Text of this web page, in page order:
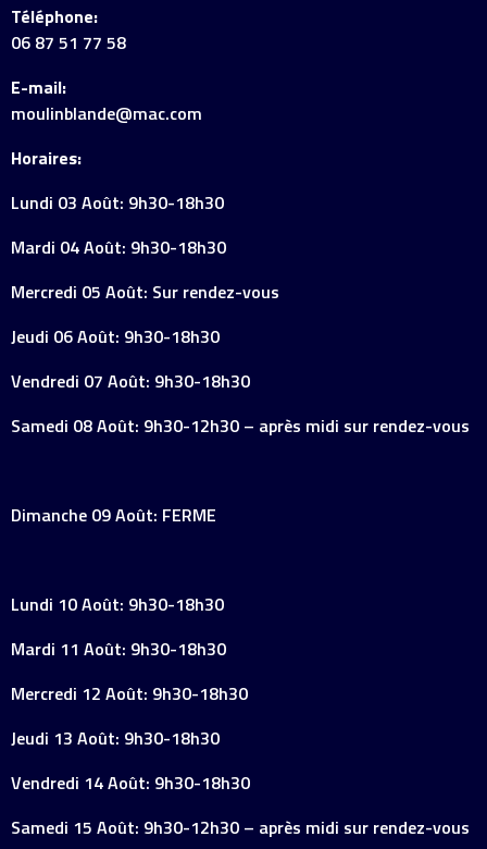
Téléphone:
06 87 51 77 58
E-mail:
moulinblande@mac.com
Horaires:
Lundi 03 Août: 9h30-18h30
Mardi 04 Août: 9h30-18h30
Mercredi 05 Août: Sur rendez-vous
Jeudi 06 Août: 9h30-18h30
Vendredi 07 Août: 9h30-18h30
Samedi 08 Août: 9h30-12h30 – après midi sur rendez-vous
Dimanche 09 Août: FERME
Lundi 10 Août: 9h30-18h30
Mardi 11 Août: 9h30-18h30
Mercredi 12 Août: 9h30-18h30
Jeudi 13 Août: 9h30-18h30
Vendredi 14 Août: 9h30-18h30
Samedi 15 Août: 9h30-12h30 – après midi sur rendez-vous